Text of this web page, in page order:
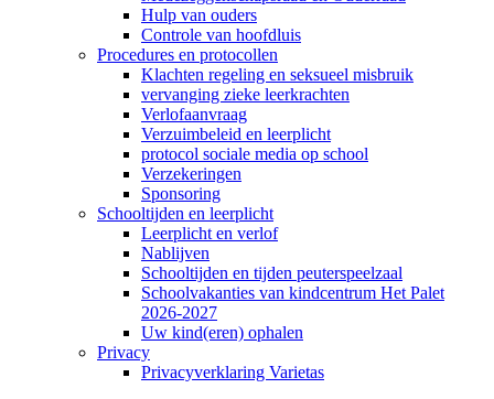
Hulp van ouders
Controle van hoofdluis
Procedures en protocollen
Klachten regeling en seksueel misbruik
vervanging zieke leerkrachten
Verlofaanvraag
Verzuimbeleid en leerplicht
protocol sociale media op school
Verzekeringen
Sponsoring
Schooltijden en leerplicht
Leerplicht en verlof
Nablijven
Schooltijden en tijden peuterspeelzaal
Schoolvakanties van kindcentrum Het Palet
2026-2027
Uw kind(eren) ophalen
Privacy
Privacyverklaring Varietas